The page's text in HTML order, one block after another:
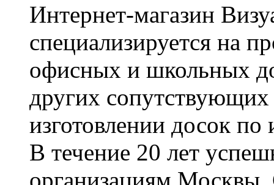
Интернет-магазин
специализируется на
офисных и школьных
других сопутствующих
изготовлении досок по
В течение 20 лет
организациям Москвы,